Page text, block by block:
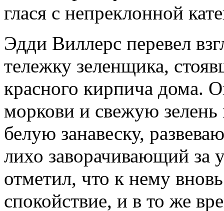
глася с непреклонной
Эдди Виллерс перевел
тележку зеленщика,
красного кирпича дома.
моркови и свежую
белую занавеску,
лихо заворачивающий за
отметил, что к нему
спокойствие, и в то же